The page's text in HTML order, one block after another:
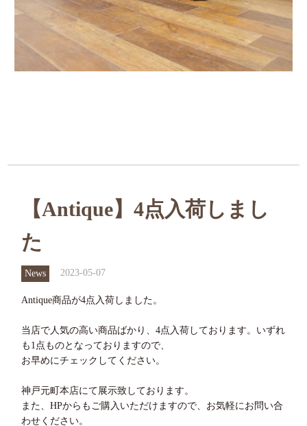
【Antique】4点入荷しまし
た
News 2023-05-07
Antique商品が4点入荷しました。
当店で人気の高い商品ばかり、4点入荷しております。いずれ
も1点ものとなっておりますので、
お早めにチェックしてください。
神戸元町本店にて展示致しております。
また、HPからもご購入いただけますので、お気軽にお問い合
わせください。